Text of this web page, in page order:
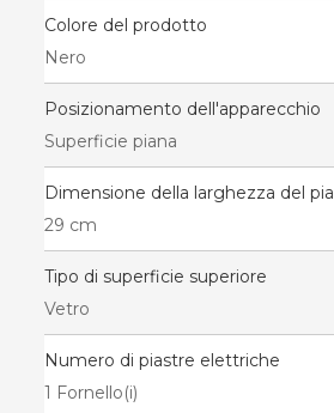
Colore del prodotto
Nero
Posizionamento dell'apparecchio
Superficie piana
Dimensione della larghezza del
29 cm
Tipo di superficie superiore
Vetro
Numero di piastre elettriche
1 Fornello(i)